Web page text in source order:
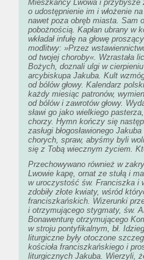
Mieszkańcy Lwowa i przybysze
o udostępnienie im i włożenie
nawet poza obręb miasta. Sam
pobożnością. Kapłan ubrany w
wkładał infułę na głowę
modlitwy: »Przez
od twojej choroby«. Wzrastała
Bożych, doznali ulgi w
arcybiskupa Jakuba. Kult
od bólów głowy. Kalendarz
każdy miesiąc patronów,
od bólów i zawrotów głowy.
sławi go jako wielkiego
chorzy. Hymn kończy się
zasługi błogosławionego
chorych, spraw, abyśmy byli
się z Tobą wiecznym życiem.
Przechowywano również w
Lwowie kapę, ornat ze stułą i
w uroczystość św. Franciszka i
zdobiły złote kwiaty, wśród
franciszkańskich. Wizerunki
i otrzymującego stygmaty, św.
Bonawenturę otrzymującego
w stroju pontyfikalnym, bł.
liturgiczne były otoczone
kościoła franciszkańskiego i
liturgicznych Jakuba. Wierzyli,